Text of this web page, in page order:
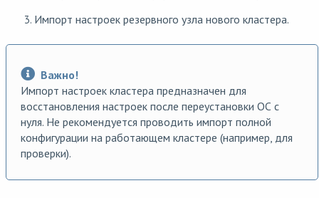
Импорт настроек резервного узла нового кластера.
Важно!
Импорт настроек кластера предназначен для
восстановления настроек после переустановки ОС с
нуля. Не рекомендуется проводить импорт полной
конфигурации на работающем кластере (например, для
проверки).